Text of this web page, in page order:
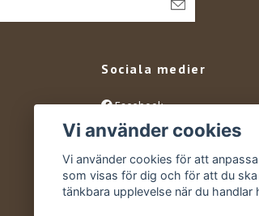
Sociala medier
Facebook
Instagram
YouTube
Vi använder cookies
Vi använder cookies för att
som visas för dig och för att du
tänkbara upplevelse när du handlar